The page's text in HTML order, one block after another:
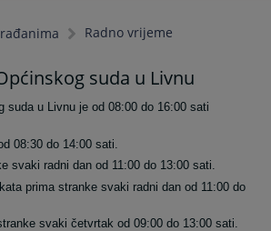
Radno vrijeme
suda u Livnu
suda u Livnu je od 08:00 do 16:00 sati
08:30 do 14:00 sati.
svaki radni dan od 11:00 do 13:00 sati.
prima stranke svaki radni dan od 11:00 do
svaki četvrtak od 09:00 do 13:00 sati.